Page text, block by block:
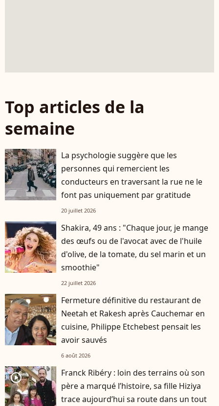
Top articles de la
semaine
La psychologie suggère que les
personnes qui remercient les
conducteurs en traversant la rue ne le
font pas uniquement par gratitude
20 juillet 2026
Shakira, 49 ans : "Chaque jour, je mange
des œufs ou de l'avocat avec de l'huile
d'olive, de la tomate, du sel marin et un
smoothie"
22 juillet 2026
Fermeture définitive du restaurant de
Neetah et Rakesh après Cauchemar en
cuisine, Philippe Etchebest pensait les
avoir sauvés
6 août 2026
player2
Franck Ribéry : loin des terrains où son
père a marqué l’histoire, sa fille Hiziya
trace aujourd’hui sa route dans un tout